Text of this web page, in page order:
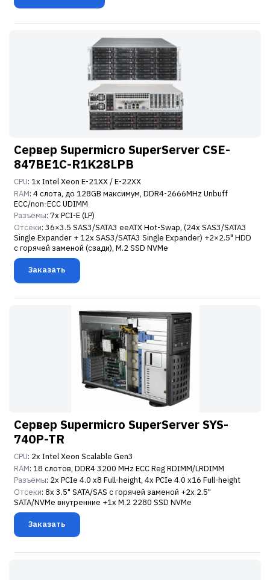
Сервер Supermicro SuperServer CSE-
847BE1C-R1K28LPB
CPU: 1x Intel Xeon E-21XX / E-22XX
RAM: 4 слота, до 128GB максимум, DDR4-2666MHz Unbuff
ECC/non-ECC UDIMM
Разъёмы: 7x PCI-E (LP)
Отсеки: 36×3.5 SAS3/SATA3 eeATX Hot-Swap, (24x SAS3/SATA3
Single Expander + 12x SAS3/SATA3 Single Expander) +2×2.5" HDD
с горячей заменой (сзади), M.2 SSD NVMe
Заказать
Сервер Supermicro SuperServer SYS-
740P-TR
CPU: 2x Intel Xeon Scalable Gen3
RAM: 18 слотов, DDR4 3200 MHz ECC Reg RDIMM/LRDIMM
Разъёмы: 2x PCIe 4.0 x8 Full-height, 4x PCIe 4.0 x16 Full-height
Отсеки: 8x 3.5" SATA/SAS с горячей заменой +2x 2.5"
SATA/NVMe внутренние +1x M.2 2280 SSD NVMe
Заказать